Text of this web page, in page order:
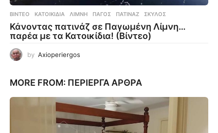
ΒΊΝΤΕΟ ΚΑΤΟΙΚΊΔΙΑ ,ΛΊΜΝΗ ,ΠΆΓΟΣ ,ΠΑΤΙΝΆΖ ,ΣΚΎΛΟΣ
Κάνοντας πατινάζ σε Παγωμένη Λίμνη…
παρέα με τα Κατοικίδια! (Βίντεο)
by Axioperiergos
MORE FROM: ΠΕΡΊΕΡΓΑ ΆΡΘΡΑ